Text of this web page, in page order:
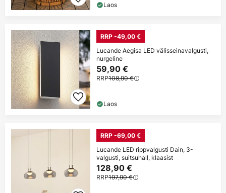
Laos
RRP -49,00 €
Lucande Aegisa LED välisseinavalgusti,
nurgeline
59,90 €
RRP108,90 €
Laos
RRP -69,00 €
Lucande LED rippvalgusti Dain, 3-
valgusti, suitsuhall, klaasist
128,90 €
RRP197,90 €